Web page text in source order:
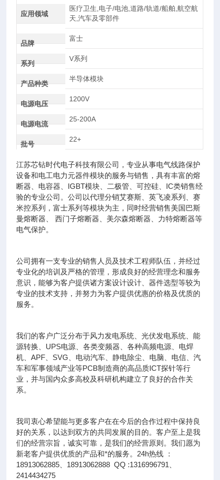
应用领域
医疗卫生,电子/电池,道路/轨道/船舶,航空航
天,汽车及零部件
品牌
富士
系列
V系列
产品种类
半导体模块
电源电压
1200V
电源电流
25-200A
批号
22+
江苏芯钻时代电子科技有限公司，专业从事电气线路保护
设备和电工电力元器件模块的服务与销售，具有丰富的熔
断器、电容器、IGBT模块、二极管、可控硅、IC类销售经
验的专业公司。公司以代理分销艾赛斯、英飞凌系列、赛
米控系列，富士系列等模块为主，同时经营销售美国巴斯
曼熔断器、 西门子熔断器、美尔森熔断器、力特熔断器等
电气保护。
公司拥有一支专业的销售人员及技术工程师队伍，并经过
专业化的培训及严格的管理，形成良好的经营理念和服务
意识，能够为客户提供诸方案设计设计、器件选型等较为
专业的技术支持，并努力为客户提供优惠的价格及优质的
服务。
我们的客户广泛分布于风力发电系统、光伏发电系统、能
源转换、UPS电源、各类变频器、各种高频电源、电焊
机、APF、SVG、电动汽车、静电除尘、电脑、电信、汽
车和军事领域产业等PCB制造商的高品质ICT探针等行
业，并与国内众多高校及科研机构建立了良好的合作关
系。
我司衷心希望能与更多客户在在今后的合作过程中保持良
好的关系，以达到双方的共同发展的目的。客户至上是我
们的经营宗旨，诚实可靠，是我们的经营原则。我们愿为
新老客户提供优质的产品和*的服务。24h热线 ：
18913062885、18913062888 QQ :1316996791、
2414434275